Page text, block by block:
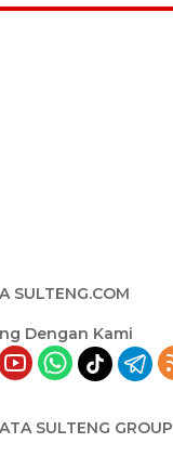
Dengan Kami
SULTENG GROUP